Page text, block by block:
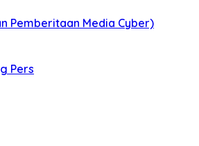
Pemberitaan Media Cyber)
Pers